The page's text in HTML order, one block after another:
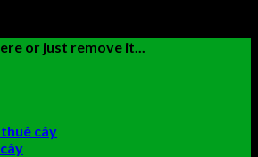
or just remove it...
cây